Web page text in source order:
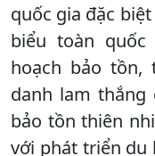
quốc gia đặc
biểu toàn
hoạch bảo
danh lam thắng
bảo tồn thiên
với phát triển du